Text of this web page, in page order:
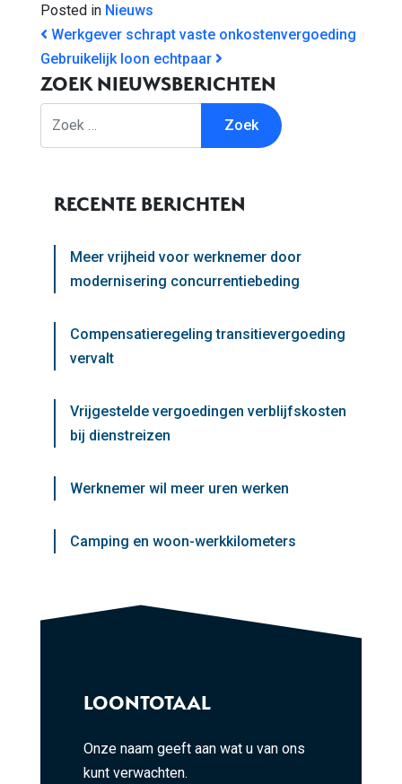
Posted in Nieuws
BERICHT NAVIGATIE
Werkgever schrapt vaste onkostenvergoeding
Gebruikelijk loon echtpaar
ZOEK NIEUWSBERICHTEN
RECENTE BERICHTEN
Meer vrijheid voor werknemer door
modernisering concurrentiebeding
Compensatieregeling transitievergoeding
vervalt
Vrijgestelde vergoedingen verblijfskosten
bij dienstreizen
Werknemer wil meer uren werken
Camping en woon-werkkilometers
LOONTOTAAL
Onze naam geeft aan wat u van ons
kunt verwachten.